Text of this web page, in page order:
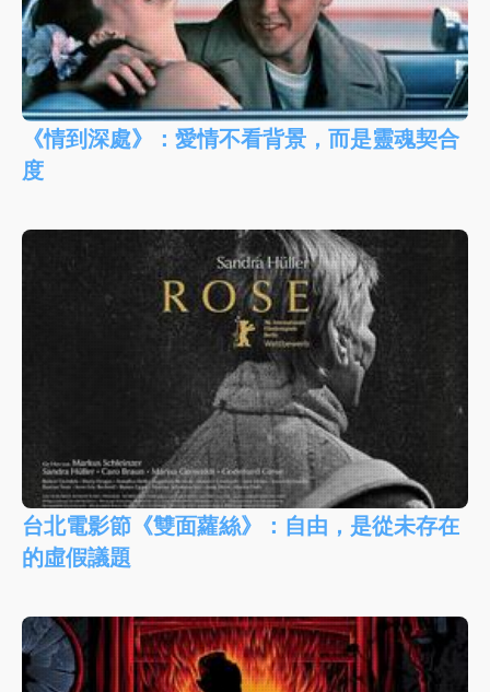
《情到深處》：愛情不看背景，而是靈魂契合
度
台北電影節《雙面蘿絲》：自由，是從未存在
的虛假議題